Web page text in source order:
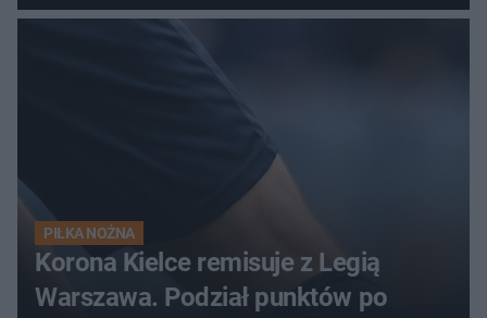
PIŁKA NOŻNA
Korona Kielce remisuje z Legią
Warszawa. Podział punktów po